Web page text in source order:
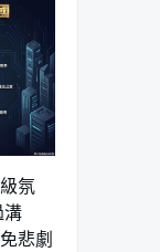
氛
溝
悲劇